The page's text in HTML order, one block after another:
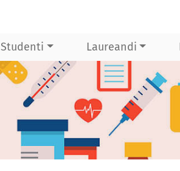
Studenti Laureandi